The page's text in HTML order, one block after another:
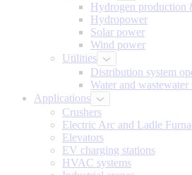
Hydrogen production
Hydropower
Solar power
Wind power
Utilities
Distribution system
Water and wastewater
Applications
Crushers
Electric Arc and Ladle
Elevators
EV charging stations
HVAC systems